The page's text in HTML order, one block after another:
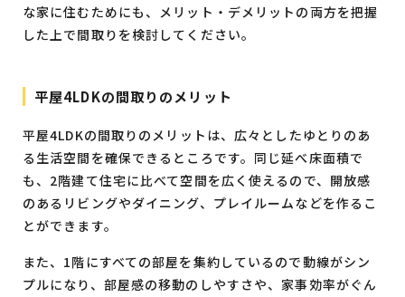
な家に住むためにも、メリット・デメリットの両方を把握
した上で間取りを検討してください。
平屋4LDKの間取りのメリット
平屋4LDKの間取りのメリットは、広々としたゆとりのあ
る生活空間を確保できるところです。同じ延べ床面積で
も、2階建て住宅に比べて空間を広く使えるので、開放感
のあるリビングやダイニング、プレイルームなどを作るこ
とができます。
また、1階にすべての部屋を集約しているので動線がシン
プルになり、部屋感の移動のしやすさや、家事効率がぐん